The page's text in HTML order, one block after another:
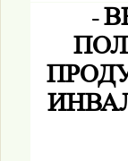
-